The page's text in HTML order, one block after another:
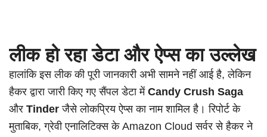
लीक हो रहा डेटा और ऐप्स का उल्लेख
हालांकि इस लीक की पूरी जानकारी अभी सामने नहीं आई है, लेकिन
हैकर द्वारा जारी किए गए सैंपल डेटा में Candy Crush Saga
और Tinder जैसे लोकप्रिय ऐप्स का नाम शामिल है। रिपोर्ट के
मुताबिक, ग्रेवी एनालिटिक्स के Amazon Cloud सर्वर से हैकर ने